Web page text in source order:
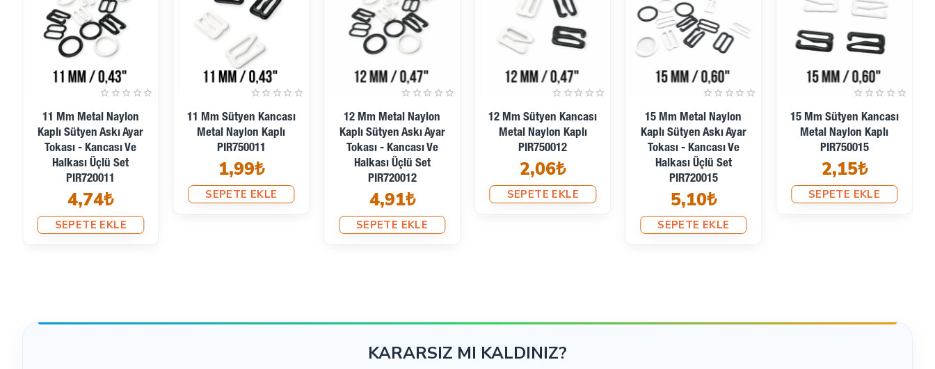
Dayanıklılık: Metal malzeme uzun ömürlü bir kullanım sağlar ve tokaların zamanla deforme olma riskini azaltır.
Kolay Ayar:Tokalar sayesinde sütyen askılarınızın uzunluğunu ve pozisyonunu kolayca ayarlayarak kişisel rahatlığınızı maksimize edebilirsiniz.
Modern tasarımı ve metal-naylon kombinasyonu, hem işlevsel hem de estetik bir çözüm sunarak şıklığınızı artırır.
Sütyen askı ayar tokası ve halkası ile hem işlevsel hem de şık bir çözüme sahip olun. Dayanıklılığı, konforu ve estetik tasarımı ile bu ürün, günlük kıyafetlerinizde fark yaratır.
11 Mm Metal Naylon
Kaplı Sütyen Askı Ayar
Tokası - Kancası Ve
Halkası Üçlü Set
PIR720011
4,74₺
SEPETE EKLE
11 Mm Sütyen Kancası
Metal Naylon Kaplı
PIR750011
1,99₺
SEPETE EKLE
12 Mm Metal Naylon
Kaplı Sütyen Askı Ayar
Tokası - Kancası Ve
Halkası Üçlü Set
PIR720012
4,91₺
SEPETE EKLE
12 Mm Sütyen Kancası
Metal Naylon Kaplı
PIR750012
2,06₺
SEPETE EKLE
15 Mm Metal Naylon
Kaplı Sütyen Askı Ayar
Tokası - Kancası Ve
Halkası Üçlü Set
PIR720015
5,10₺
SEPETE EKLE
15 Mm Sütyen Kancası
Metal Naylon Kaplı
PIR750015
2,15₺
SEPETE EKLE
KARARSIZ MI KALDINIZ?